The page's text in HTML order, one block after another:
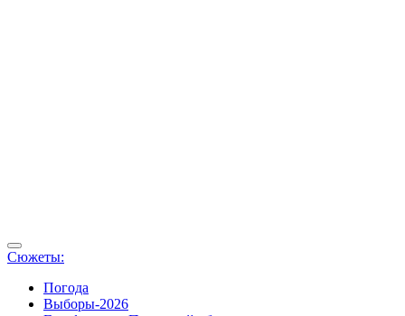
Сюжеты:
Погода
Выборы-2026